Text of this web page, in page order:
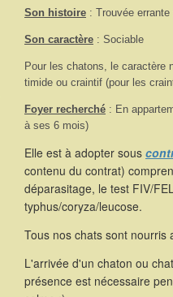
Son histoire : Trouvée
Son caractère : Sociable
Pour les chatons, le caractère
timide ou craintif (pour les
Foyer recherché : En
à ses 6 mois)
Elle est à adopter sous
contenu du contrat)
déparasitage, le test FIV/
typhus/coryza/leucose.
Tous nos chats sont nourris
L'arrivée d'un chaton ou
présence est nécessaire